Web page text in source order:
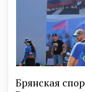
Брянская